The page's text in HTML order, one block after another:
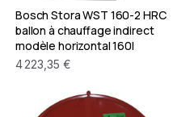
Bosch Stora WST 160-2 HRC
ballon à chauffage indirect
modèle horizontal 160l
4 223,35 €